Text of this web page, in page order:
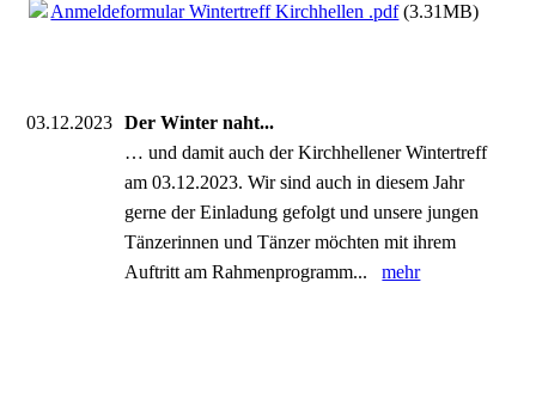
Anmeldeformular Wintertreff Kirchhellen .pdf(3.31MB)
03.12.2023
Der Winter naht...
… und damit auch der Kirchhellener Wintertreff
am 03.12.2023. Wir sind auch in diesem Jahr
gerne der Einladung gefolgt und unsere jungen
Tänzerinnen und Tänzer möchten mit ihrem
Auftritt am Rahmenprogramm...mehr